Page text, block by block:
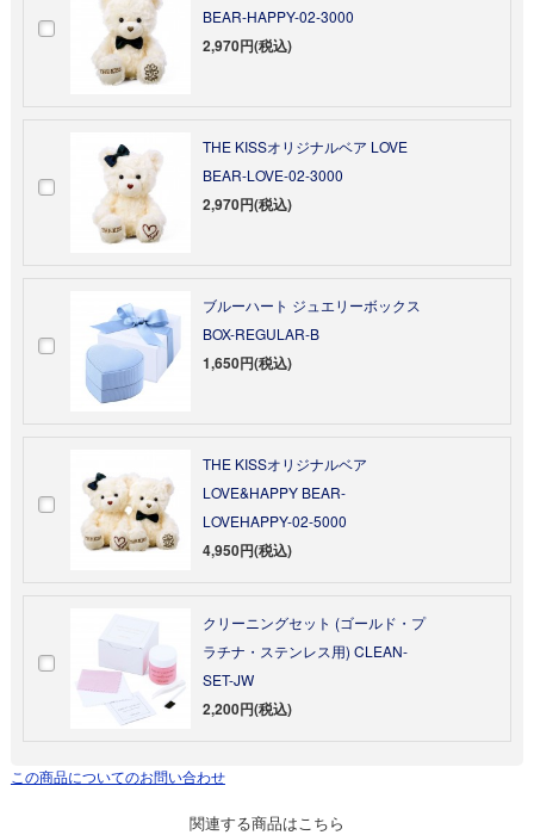
BEAR-HAPPY-02-3000
2,970円(税込)
THE KISSオリジナルベア LOVE
BEAR-LOVE-02-3000
2,970円(税込)
ブルーハート ジュエリーボックス
BOX-REGULAR-B
1,650円(税込)
THE KISSオリジナルベア
LOVE&HAPPY BEAR-
LOVEHAPPY-02-5000
4,950円(税込)
クリーニングセット (ゴールド・プ
ラチナ・ステンレス用) CLEAN-
SET-JW
2,200円(税込)
この商品についてのお問い合わせ
関連する商品はこちら